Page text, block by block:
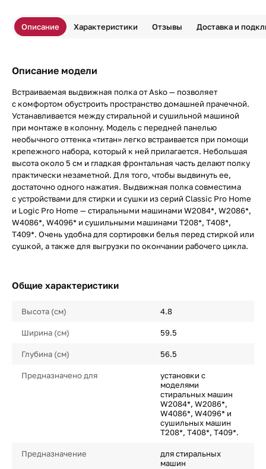
Описание Характеристики Отзывы Доставка и
Описание модели
Встраиваемая выдвижная полка от Asko — позволяет
с комфортом обустроить пространство домашней прачечной.
Устанавливается между стиральной и сушильной машиной
при монтаже в колонну. Модель с передней панелью
необычного оттенка «титан» легко встраивается при помощи
крепежного набора, который к ней прилагается. Небольшая
высота около 5 см и гладкая фронтальная часть делают полку
практически незаметной. Для того, чтобы выдвинуть ее,
достаточно одного нажатия. Выдвижная полка совместима
с устройствами для стирки и сушки из серий Classic Pro Home
и Logic Pro Home — стиральными машинами W2084*, W2086*,
W4086*, W4096* и сушильными машинами T208*, T408*,
T409*. Очень удобна для сортировки белья перед стиркой или
сушкой, а также для выгрузки по окончании рабочего цикла.
Общие характеристики
Высота (см) 4.8
Ширина (см) 59.5
Глубина (см) 56.5
Предназначено для
установки с
моделями
стиральных машин
W2084*, W2086*,
W4086*, W4096* и
сушильных машин
T208*, T408*, T409*.
Предназначение
для стиральных
машин